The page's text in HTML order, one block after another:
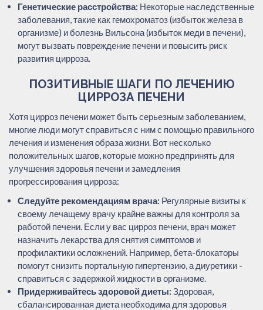
Генетические расстройства: Некоторые наследственные
заболевания, такие как гемохроматоз (избыток железа в
организме) и болезнь Вильсона (избыток меди в печени),
могут вызвать повреждение печени и повысить риск
развития цирроза.
ПОЗИТИВНЫЕ ШАГИ ПО ЛЕЧЕНИЮ
ЦИРРОЗА ПЕЧЕНИ
Хотя цирроз печени может быть серьезным заболеванием,
многие люди могут справиться с ним с помощью правильного
лечения и изменения образа жизни. Вот несколько
положительных шагов, которые можно предпринять для
улучшения здоровья печени и замедления
прогрессирования цирроза:
Следуйте рекомендациям врача: Регулярные визиты к
своему лечащему врачу крайне важны для контроля за
работой печени. Если у вас цирроз печени, врач может
назначить лекарства для снятия симптомов и
профилактики осложнений. Например, бета-блокаторы
помогут снизить портальную гипертензию, а диуретики -
справиться с задержкой жидкости в организме.
Придерживайтесь здоровой диеты: Здоровая,
сбалансированная диета необходима для здоровья